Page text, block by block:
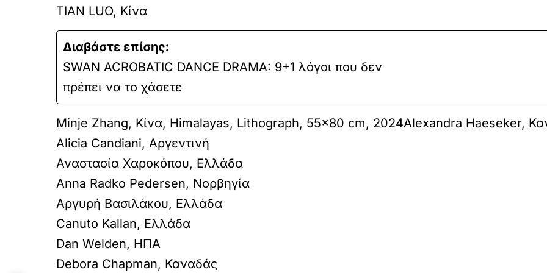
TIAN LUO, Κίνα
Διαβάστε επίσης:
SWAN ACROBATIC DANCE DRAMA: 9+1 λόγοι που δεν
πρέπει να το χάσετε
Minje Zhang, Κίνα, Himalayas, Lithograph, 55×80 cm, 2024Αlexandra Haeseker,
Alicia Candiani, Αργεντινή
Αναστασία Χαροκόπου, Ελλάδα
Anna Radko Pedersen, Νορβηγία
Αργυρή Βασιλάκου, Ελλάδα
Canuto Κallan, Ελλάδα
Dan Welden, ΗΠΑ
Debora Chapman, Καναδάς